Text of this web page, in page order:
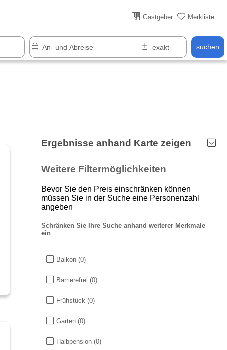
Gastgeber Merkliste
suchen
Ergebnisse anhand Karte zeigen
Weitere Filtermöglichkeiten
Bevor Sie den Preis einschränken können
müssen Sie in der Suche eine Personenzahl
angeben
Schränken Sie Ihre Suche anhand weiterer Merkmale
ein
Balkon (0)
Barrierefrei (0)
Frühstück (0)
Garten (0)
Halbpension (0)